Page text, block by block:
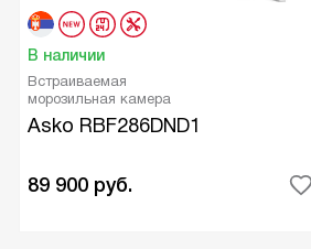
В наличии
Встраиваемая
морозильная камера
Asko RBF286DND1
89 900 руб.